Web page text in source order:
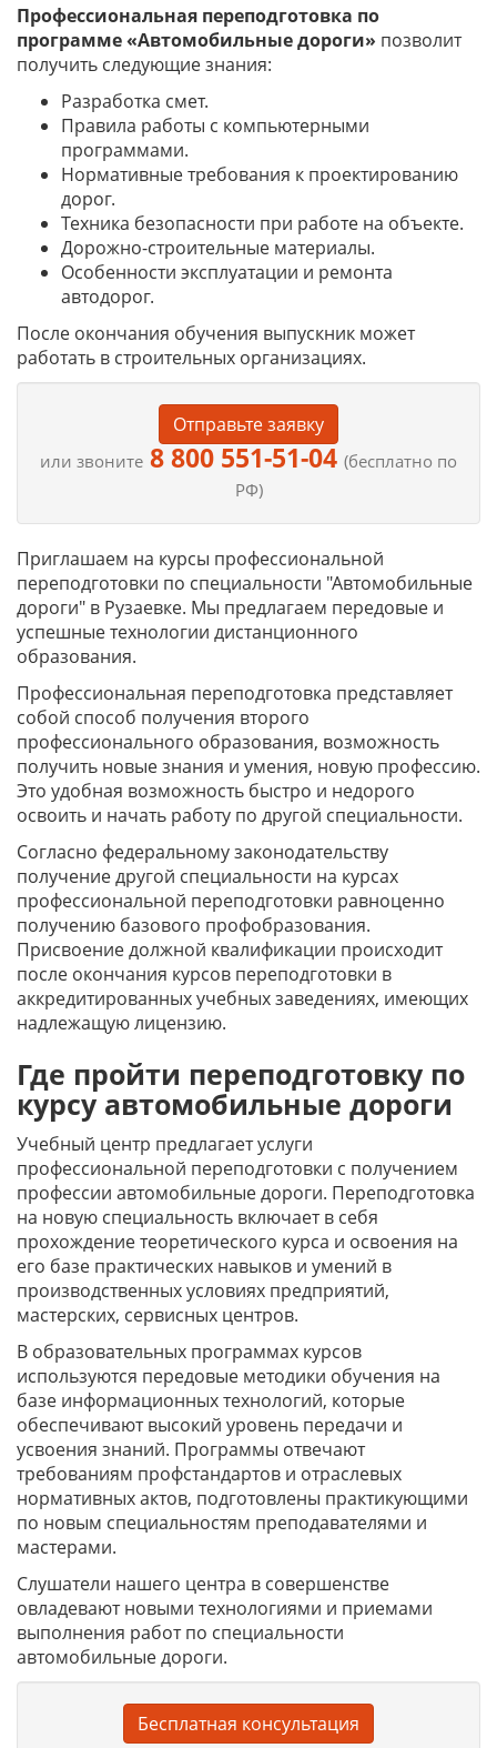
Профессиональная переподготовка по
программе «Автомобильные дороги» позволит
получить следующие знания:
Разработка смет.
Правила работы с компьютерными
программами.
Нормативные требования к проектированию
дорог.
Техника безопасности при работе на объекте.
Дорожно-строительные материалы.
Особенности эксплуатации и ремонта
автодорог.
После окончания обучения выпускник может
работать в строительных организациях.
Отправьте заявку
или звоните 8 800 551-51-04 (бесплатно по
РФ)
Приглашаем на курсы профессиональной
переподготовки по специальности "Автомобильные
дороги" в Рузаевке. Мы предлагаем передовые и
успешные технологии дистанционного
образования.
Профессиональная переподготовка представляет
собой способ получения второго
профессионального образования, возможность
получить новые знания и умения, новую профессию.
Это удобная возможность быстро и недорого
освоить и начать работу по другой специальности.
Согласно федеральному законодательству
получение другой специальности на курсах
профессиональной переподготовки равноценно
получению базового профобразования.
Присвоение должной квалификации происходит
после окончания курсов переподготовки в
аккредитированных учебных заведениях, имеющих
надлежащую лицензию.
Где пройти переподготовку по
курсу автомобильные дороги
Учебный центр предлагает услуги
профессиональной переподготовки с получением
профессии автомобильные дороги. Переподготовка
на новую специальность включает в себя
прохождение теоретического курса и освоения на
его базе практических навыков и умений в
производственных условиях предприятий,
мастерских, сервисных центров.
В образовательных программах курсов
используются передовые методики обучения на
базе информационных технологий, которые
обеспечивают высокий уровень передачи и
усвоения знаний. Программы отвечают
требованиям профстандартов и отраслевых
нормативных актов, подготовлены практикующими
по новым специальностям преподавателями и
мастерами.
Слушатели нашего центра в совершенстве
овладевают новыми технологиями и приемами
выполнения работ по специальности
автомобильные дороги.
Бесплатная консультация